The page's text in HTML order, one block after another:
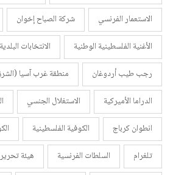
الاستعمار الفرنسي
شركة الصباح إخوان
الأغنية الفلسطينية الوطنية
الانتخابات البلدية
رجب طيب أردوغان
منطقة غرب آسيا
الدراما الأميركية
الاستغلال الجنسي
انطوان كرباج
الكوفية الفلسطينية
تلغرام
السلطات الفرنسية هيئة